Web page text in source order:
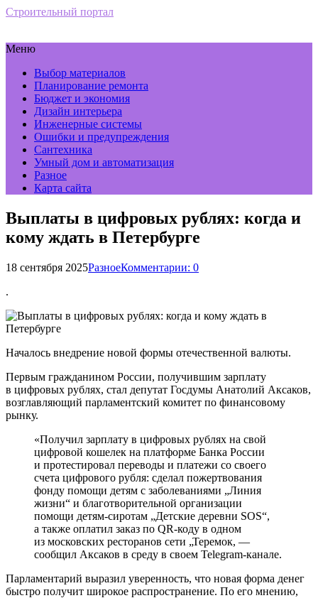
Строительный портал
Меню
Выбор материалов
Планирование ремонта
Бюджет и экономия
Дизайн интерьера
Инженерные системы
Ошибки и предупреждения
Сантехника
Умный дом и автоматизация
Разное
Карта сайта
Выплаты в цифровых рублях: когда и
кому ждать в Петербурге
18 сентября 2025РазноеКомментарии: 0
.
Началось внедрение новой формы отечественной валюты.
Первым гражданином России, получившим зарплату
в цифровых рублях, стал депутат Госдумы Анатолий Аксаков,
возглавляющий парламентский комитет по финансовому
рынку.
«Получил зарплату в цифровых рублях на свой
цифровой кошелек на платформе Банка России
и протестировал переводы и платежи со своего
счета цифрового рубля: сделал пожертвования
фонду помощи детям с заболеваниями „Линия
жизни“ и благотворительной организации
помощи детям-сиротам „Детские деревни SOS“,
а также оплатил заказ по QR-коду в одном
из московских ресторанов сети „Теремок, —
сообщил Аксаков в среду в своем Telegram-канале.
Парламентарий выразил уверенность, что новая форма денег
быстро получит широкое распространение. По его мнению,